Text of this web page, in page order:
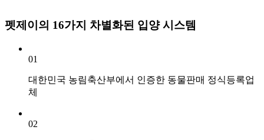
펫제이의 16가지 차별화된 입양 시스템
01
대한민국 농림축산부에서 인증한 동물판매 정식등록업
체
02